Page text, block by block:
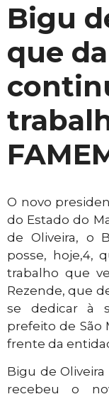
Bigu
que
O novo
do Estado do
de Oliveira, o
posse, hoje,4,
trabalho que
Rezende, que
se dedicar à
prefeito de São
frente da
Bigu de
recebeu o